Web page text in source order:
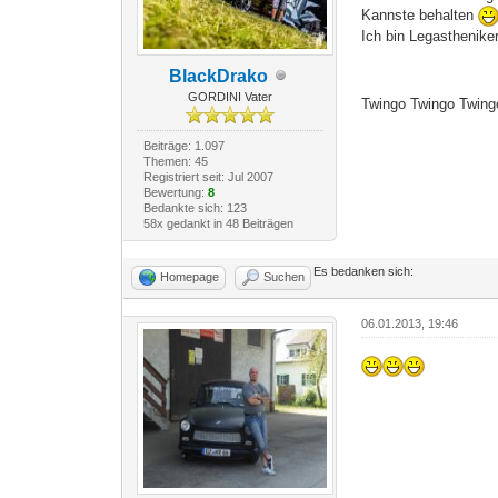
BlackDrako
GORDINI Vater
Beiträge: 1.097
Themen: 45
Registriert seit: Jul 2007
Bewertung: 8
Bedankte sich: 123
58x gedankt in 48 Beiträgen
Kannste behalten
Ich bin
Twingo Twingo
Homepage Suchen Es bedanken sich:
06.01.2013, 19:46